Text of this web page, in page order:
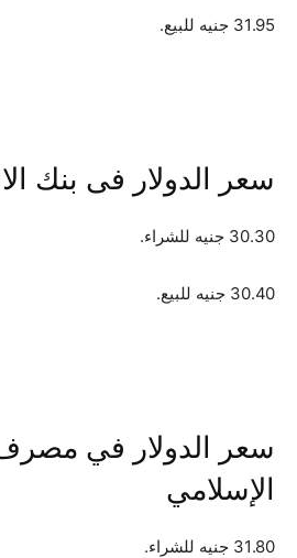
31.95 جنيه للبيع.
سعر الدولار فى بنك
30.30 جنيه للشراء.
30.40 جنيه للبيع.
سعر الدولار في
الإسلامي
31.80 جنيه للشراء.